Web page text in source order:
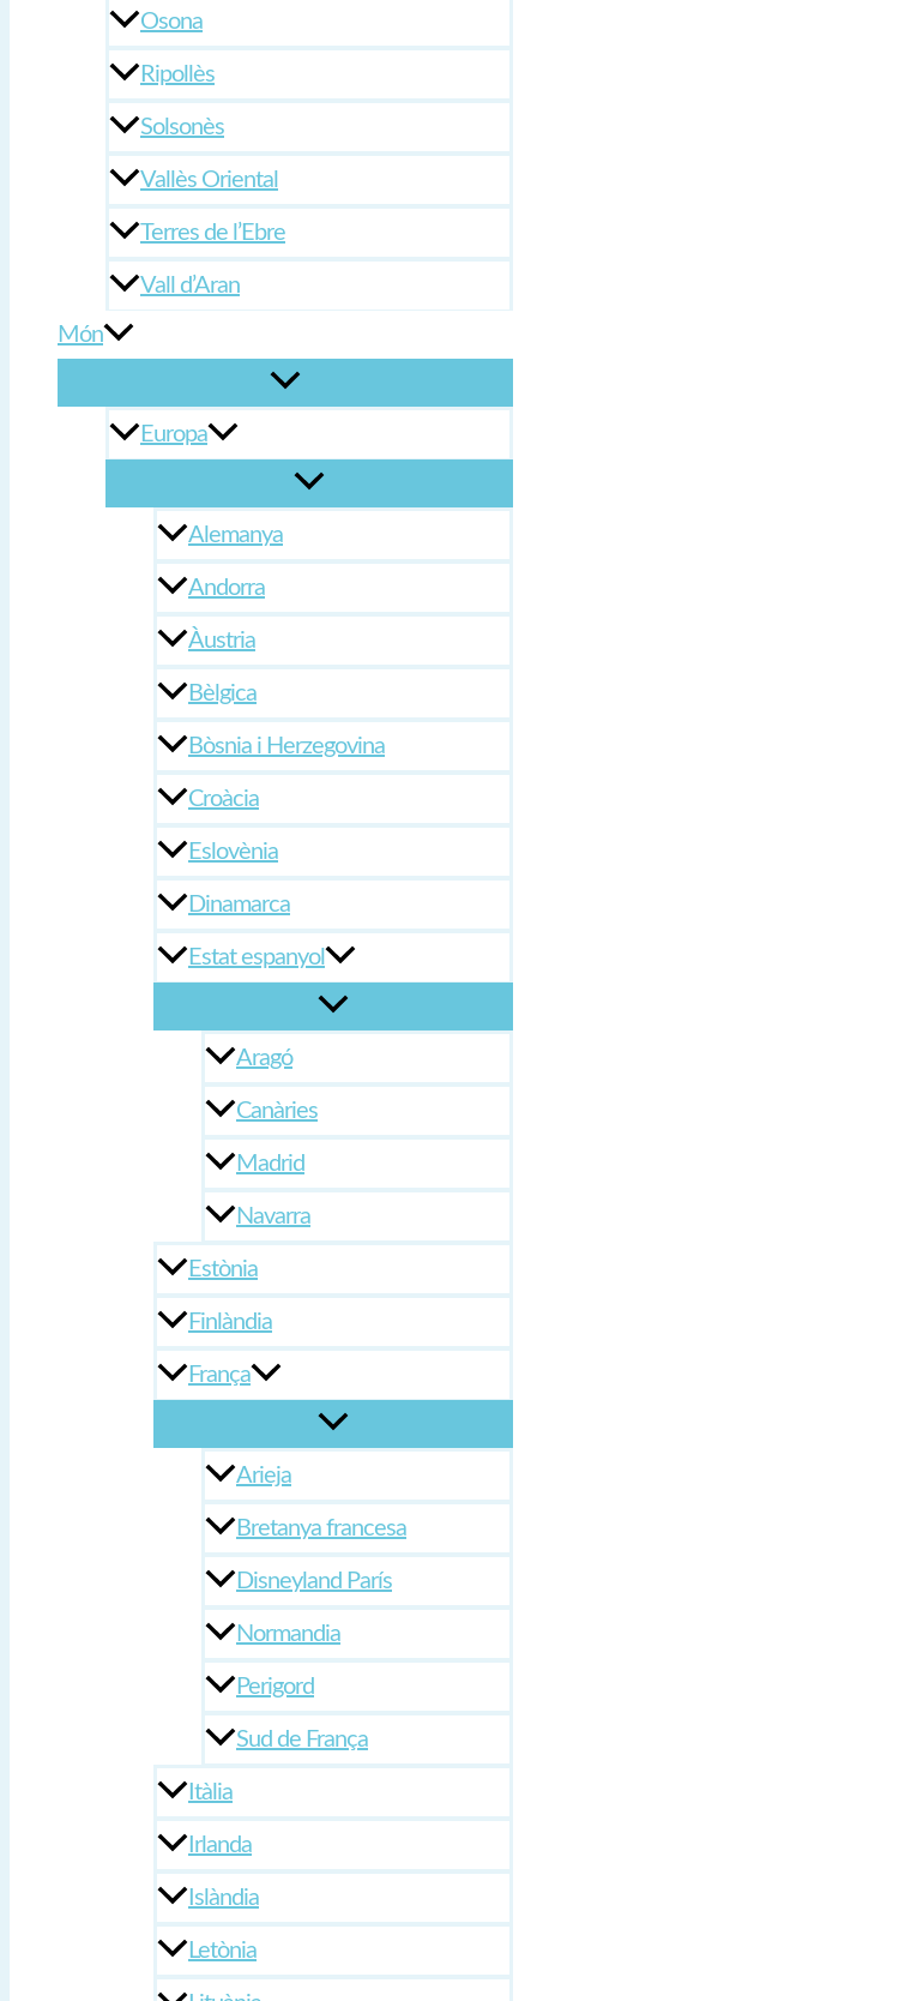
Osona
Ripollès
Solsonès
Vallès Oriental
Terres de l’Ebre
Vall d’Aran
Món
Europa
Alemanya
Andorra
Àustria
Bèlgica
Bòsnia i Herzegovina
Croàcia
Eslovènia
Dinamarca
Estat espanyol
Aragó
Canàries
Madrid
Navarra
Estònia
Finlàndia
França
Arieja
Bretanya francesa
Disneyland París
Normandia
Perigord
Sud de França
Itàlia
Irlanda
Islàndia
Letònia